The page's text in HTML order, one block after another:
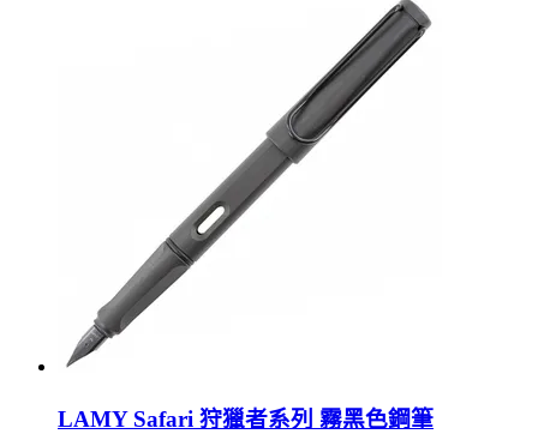
LAMY Safari 狩獵者系列 霧黑色鋼筆